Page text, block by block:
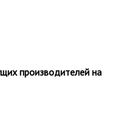
производителей на